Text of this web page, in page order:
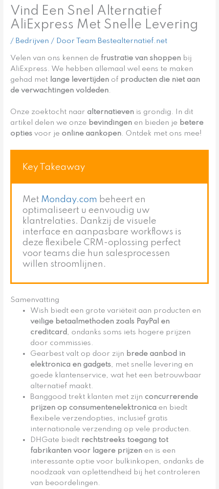
Vind Een Snel Alternatief
AliExpress Met Snelle Levering
/ Bedrijven / Door Team Bestealternatief.net
Velen van ons kennen de frustratie van shoppen bij
AliExpress. We hebben allemaal wel eens te maken
gehad met lange levertijden of producten die niet aan
de verwachtingen voldeden.
Onze zoektocht naar alternatieven is grondig. In dit
artikel delen we onze bevindingen en bieden je betere
opties voor je online aankopen. Ontdek met ons mee!
Key Takeaway
Met Monday.com beheert en
optimaliseert u eenvoudig uw
klantrelaties. Dankzij de visuele
interface en aanpasbare workflows is
deze flexibele CRM-oplossing perfect
voor teams die hun salesprocessen
willen stroomlijnen.
Samenvatting
Wish biedt een grote variëteit aan producten en
veilige betaalmethoden zoals PayPal en
creditcard, ondanks soms iets hogere prijzen
door commissies.
Gearbest valt op door zijn brede aanbod in
elektronica en gadgets, met snelle levering en
goede klantenservice, wat het een betrouwbaar
alternatief maakt.
Banggood trekt klanten met zijn concurrerende
prijzen op consumentenelektronica en biedt
flexibele verzendopties, inclusief gratis
internationale verzending op vele producten.
DHGate biedt rechtstreeks toegang tot
fabrikanten voor lagere prijzen en is een
interessante optie voor bulkinkopen, ondanks de
noodzaak van oplettendheid bij het controleren
van beoordelingen.